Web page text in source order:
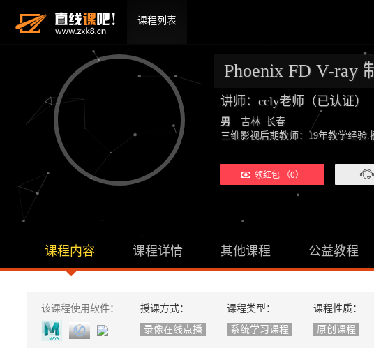
课程列表
Phoenix FD V-ray
讲师：ccly老师（已认证）
男
吉林 长春
三维影视后期教师：19年教学经验.
领红包 （0）
课程内容 课程详情 其他课程 公益教程
该课程使用软件：
授课方式：
录像在线点播
课程类型：
系统学习课程
课程性质：
原创课程